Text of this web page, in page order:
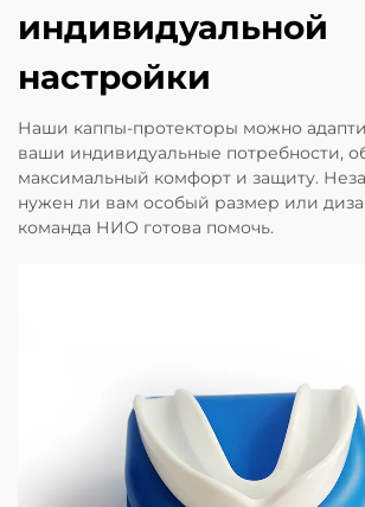
индивидуальной
настройки
Наши каппы-протекторы можно
ваши индивидуальные потребности,
максимальный комфорт и защиту.
нужен ли вам особый размер или
команда НИО готова помочь.